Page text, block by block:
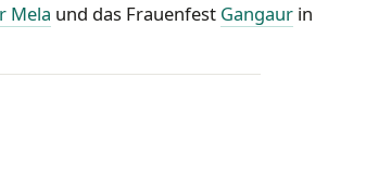
Mela und das Frauenfest Gangaur in